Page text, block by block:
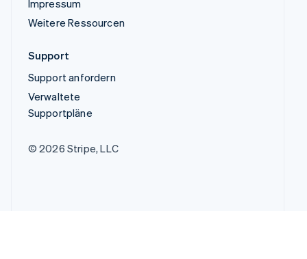
Impressum
Weitere Ressourcen
Support
Support anfordern
Verwaltete
Supportpläne
© 2026 Stripe, LLC